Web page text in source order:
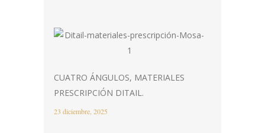
CUATRO ÁNGULOS, MATERIALES
PRESCRIPCIÓN DITAIL.
23 diciembre, 2025